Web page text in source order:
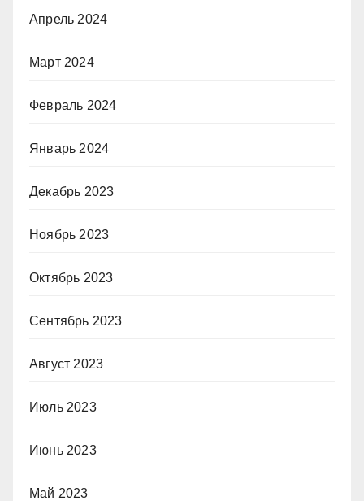
Апрель 2024
Март 2024
Февраль 2024
Январь 2024
Декабрь 2023
Ноябрь 2023
Октябрь 2023
Сентябрь 2023
Август 2023
Июль 2023
Июнь 2023
Май 2023